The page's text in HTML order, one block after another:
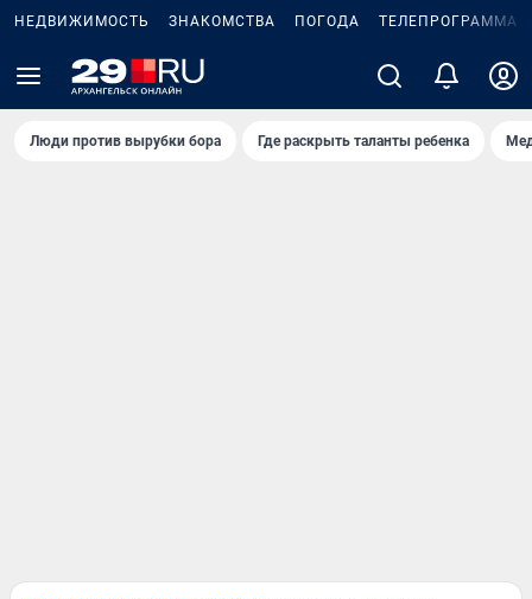
НЕДВИЖИМОСТЬ ЗНАКОМСТВА ПОГОДА ТЕЛЕПРОГРАММА
Люди против вырубки бора Где раскрыть таланты ребенка